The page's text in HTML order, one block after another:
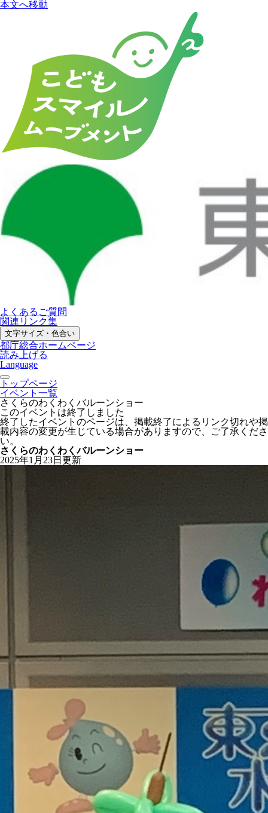
本文へ移動
よくあるご質問
関連リンク集
文字サイズ・色合い
都庁総合ホームページ
読み上げる
Language
トップページ
イベント一覧
さくらのわくわくバルーンショー
このイベントは終了しました
終了したイベントのページは、掲載終了によるリンク切れや掲
載内容の変更が生じている場合がありますので、ご了承くださ
い。
さくらのわくわくバルーンショー
2025年1月23日更新